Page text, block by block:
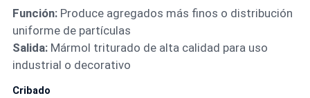
Función: Produce agregados más finos o distribución
uniforme de partículas
Salida: Mármol triturado de alta calidad para uso
industrial o decorativo
Cribado